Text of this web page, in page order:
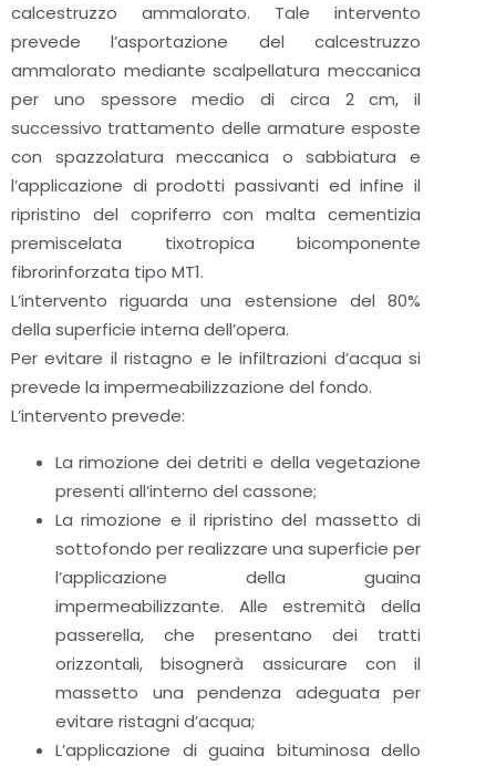
calcestruzzo ammalorato. Tale intervento
prevede l’asportazione del calcestruzzo
ammalorato mediante scalpellatura meccanica
per uno spessore medio di circa 2 cm, il
successivo trattamento delle armature esposte
con spazzolatura meccanica o sabbiatura e
l’applicazione di prodotti passivanti ed infine il
ripristino del copriferro con malta cementizia
premiscelata tixotropica bicomponente
fibrorinforzata tipo MT1.
L’intervento riguarda una estensione del 80%
della superficie interna dell’opera.
Per evitare il ristagno e le infiltrazioni d’acqua si
prevede la impermeabilizzazione del fondo.
L’intervento prevede:
La rimozione dei detriti e della vegetazione
presenti all’interno del cassone;
La rimozione e il ripristino del massetto di
sottofondo per realizzare una superficie per
l’applicazione della guaina
impermeabilizzante. Alle estremità della
passerella, che presentano dei tratti
orizzontali, bisognerà assicurare con il
massetto una pendenza adeguata per
evitare ristagni d’acqua;
L’applicazione di guaina bituminosa dello